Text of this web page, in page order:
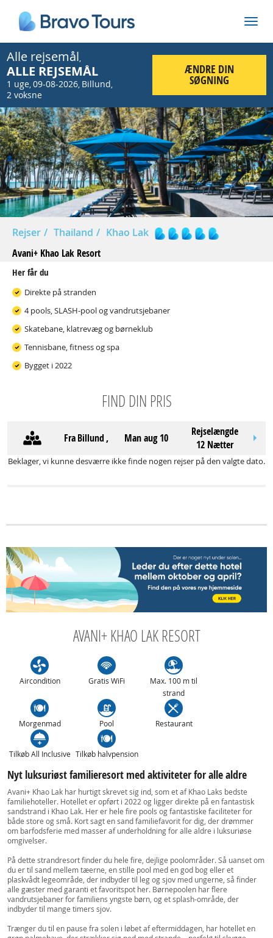
Alle rejsemål,
ALLE REJSEMÅL
1 uge,09-08-2026, Billund,
2 voksne
ÆNDRE DIN
SØGNING
Prev
Rejser Thailand
Khao Lak
Avani+ Khao Lak Resort
Her får du
Direkte på stranden
4 pools, SLASH-pool og vandrutsjebaner
Skatebane, klatrevæg og børneklub
Tennisbane, fitness og spa
Bygget i 2022
FIND DIN PRIS
FraBillund, man aug 10
Rejselængde
12 Nætter
Beklager, vi kunne desværre ikke finde nogen rejser på den valgte dato.
AVANI+ KHAO LAK RESORT
Aircondition Gratis WiFi
Max. 100 m til
strand
Morgenmad Pool Restaurant
Tilkøb All Inclusive Tilkøb halvpension
Nyt luksuriøst familieresort med aktiviteter for alle aldre
Avani+ Khao Lak har hurtigt skrevet sig ind, som et af Khao Laks bedste
familiehoteller. Hotellet er opført i 2022 og ligger direkte på en fantastisk
sandstrand i Khao Lak. Her er hele fire pools og fantastiske faciliteter for
både store og små. Kort sagt en sand familiefavorit for dig, der drømmer
om barfodsferie med masser af underholdning for alle aldre i luksuriøse
omgivelser.
På dette strandresort finder du hele fire, dejlige poolområder. Så uanset om
du er til sand mellem tæerne, en stille pool med en god bog eller et
plaskvådt legeområde, der indbyder til leg og sjov med ungerne, så finder
alle gæster med garanti et favoritspot her. Børnepoolen har flere
vandrutsjebaner for familiens yngste børn, og et splash-område, der
indbyder til mange timers sjov.
Trænger du til en pause fra solen i løbet af eftermiddagen, har hotellet en